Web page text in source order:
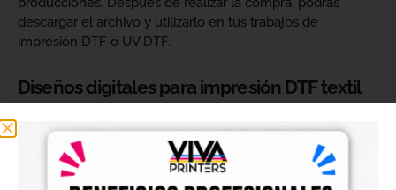
descargar el archivo y utilizarlo en tus trabajos de
impresión DTF o UV DTF.
Diseños digitales para impresión DTF textil
crear camisetas, sudaderas, tote bags, ropa infantil,
prendas promocionales y otros productos textiles
personalizados.